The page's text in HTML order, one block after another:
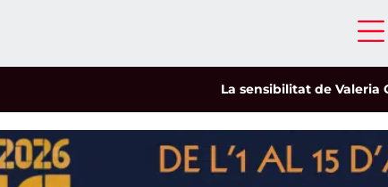
La sensibilitat de Valeria